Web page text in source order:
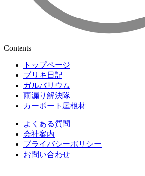
Contents
トップページ
ブリキ日記
ガルバリウム
雨漏り解決隊
カーポート屋根材
よくある質問
会社案内
プライバシーポリシー
お問い合わせ